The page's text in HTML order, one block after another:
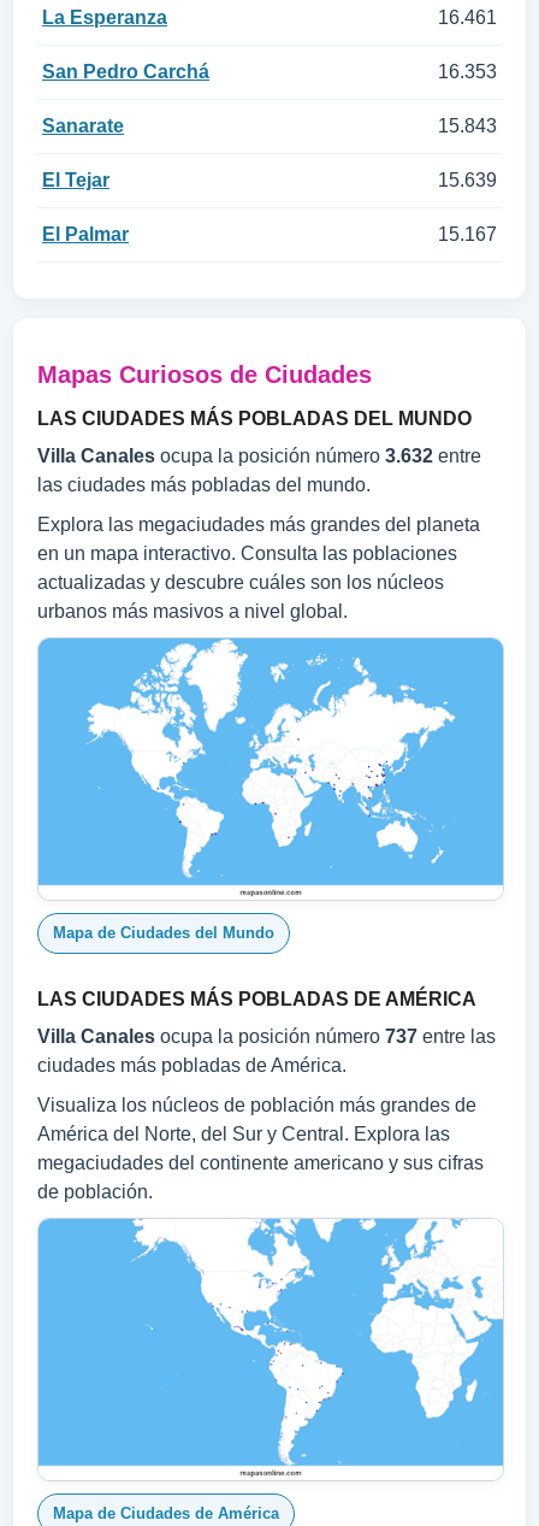
La Esperanza 16.461
San Pedro Carchá 16.353
Sanarate 15.843
El Tejar 15.639
El Palmar 15.167
Mapas Curiosos de Ciudades
LAS CIUDADES MÁS POBLADAS DEL MUNDO
Villa Canales ocupa la posición número 3.632 entre
las ciudades más pobladas del mundo.
Explora las megaciudades más grandes del planeta
en un mapa interactivo. Consulta las poblaciones
actualizadas y descubre cuáles son los núcleos
urbanos más masivos a nivel global.
Mapa de Ciudades del Mundo
LAS CIUDADES MÁS POBLADAS DE AMÉRICA
Villa Canales ocupa la posición número 737 entre las
ciudades más pobladas de América.
Visualiza los núcleos de población más grandes de
América del Norte, del Sur y Central. Explora las
megaciudades del continente americano y sus cifras
de población.
Mapa de Ciudades de América